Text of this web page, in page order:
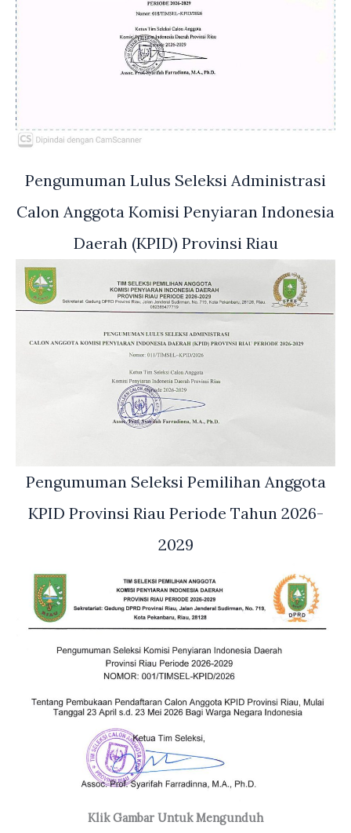
Pengumuman Lulus Seleksi Administrasi
Calon Anggota Komisi Penyiaran Indonesia
Daerah (KPID) Provinsi Riau
Pengumuman Seleksi Pemilihan Anggota
KPID Provinsi Riau Periode Tahun 2026-
2029
Klik Gambar Untuk Mengunduh